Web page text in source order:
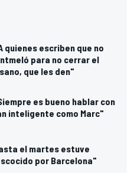
quienes escriben que no
para no cerrar el
que les den"
es bueno hablar con
inteligente como Marc"
el martes estuve
por Barcelona"